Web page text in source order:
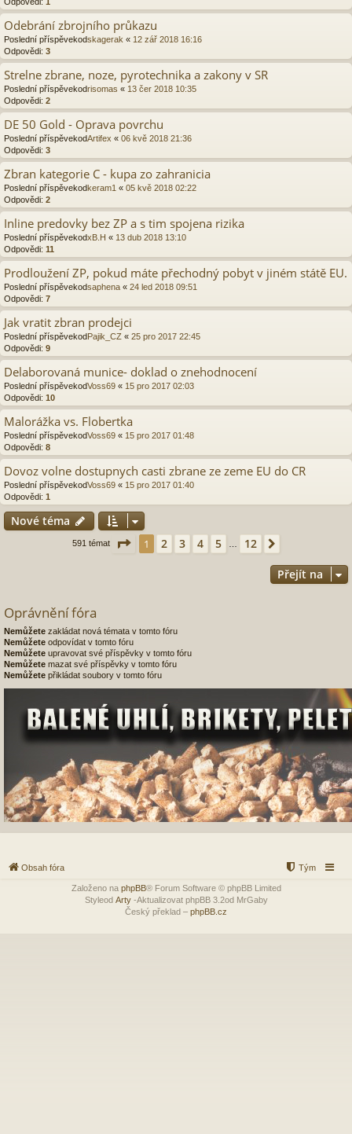
Odebrání zbrojního průkazu
Poslední příspěvekodskagerak « 12 zář 2018 16:16
Odpovědi: 3
Strelne zbrane, noze, pyrotechnika a zakony v SR
Poslední příspěvekodrisomas « 13 čer 2018 10:35
Odpovědi: 2
DE 50 Gold - Oprava povrchu
Poslední příspěvekodArtifex « 06 kvě 2018 21:36
Odpovědi: 3
Zbran kategorie C - kupa zo zahranicia
Poslední příspěvekodkeram1 « 05 kvě 2018 02:22
Odpovědi: 2
Inline predovky bez ZP a s tim spojena rizika
Poslední příspěvekodxB.H « 13 dub 2018 13:10
Odpovědi: 11
Prodloužení ZP, pokud máte přechodný pobyt v jiném státě EU.
Poslední příspěvekodsaphena « 24 led 2018 09:51
Odpovědi: 7
Jak vratit zbran prodejci
Poslední příspěvekodPajik_CZ « 25 pro 2017 22:45
Odpovědi: 9
Delaborovaná munice- doklad o znehodnocení
Poslední příspěvekodVoss69 « 15 pro 2017 02:03
Odpovědi: 10
Malorážka vs. Flobertka
Poslední příspěvekodVoss69 « 15 pro 2017 01:48
Odpovědi: 8
Dovoz volne dostupnych casti zbrane ze zeme EU do CR
Poslední příspěvekodVoss69 « 15 pro 2017 01:40
Odpovědi: 1
Nové téma
591 témat Stránka 1z 12
1 2 3 4 5 12
Přejít na
Oprávnění fóra
Nemůžete zakládat nová témata v tomto fóru
Nemůžete odpovídat v tomto fóru
Nemůžete upravovat své příspěvky v tomto fóru
Nemůžete mazat své příspěvky v tomto fóru
Nemůžete přikládat soubory v tomto fóru
Obsah fóra Tým
Založeno na phpBB® Forum Software © phpBB Limited
Styleod Arty-Aktualizovat phpBB 3.2od MrGaby
Český překlad – phpBB.cz